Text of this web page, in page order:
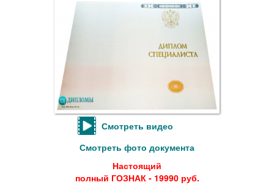
Смотреть видео
Смотреть фото документа
Настоящий
полный ГОЗНАК - 19990 руб.